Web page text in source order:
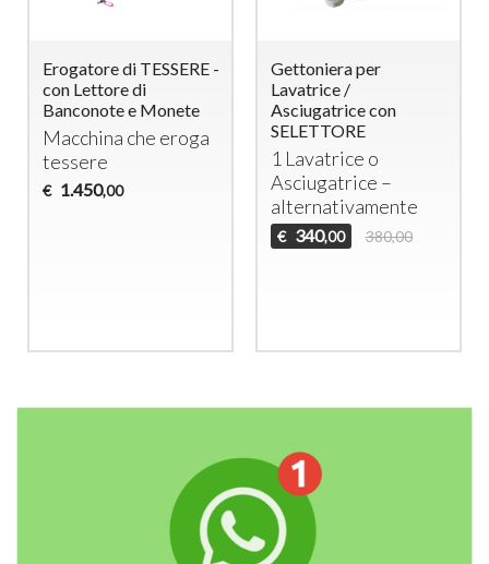
Erogatore di TESSERE -
con Lettore di
Banconote e Monete
Macchina che eroga
tessere
€ 1.450,00
Gettoniera per
Lavatrice /
Asciugatrice con
SELETTORE
1 Lavatrice o
Asciugatrice –
alternativamente
€ 340,00 380,00